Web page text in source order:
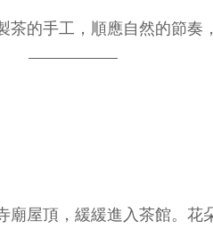
的手工，順應自然的節奏
屋頂，緩緩進入茶館。花